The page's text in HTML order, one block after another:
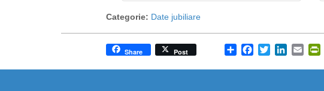
Categorie: Date jubiliare
Share
Share Post Facebook
TwitterLinkedIn
Email